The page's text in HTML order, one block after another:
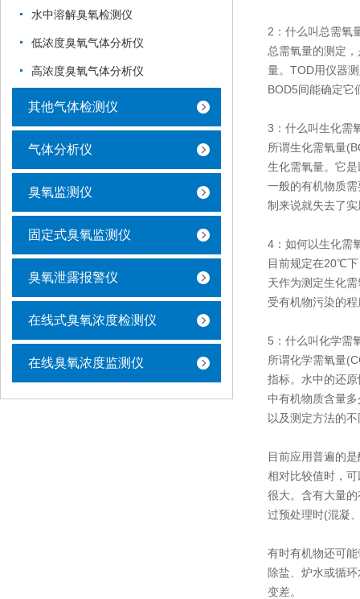
水中溶解臭氧检测仪
低浓度臭氧气体分析仪
高浓度臭氧气体分析仪
其他气体检测仪
气体分析仪
臭氧监测仪
固定式臭氧监测仪
臭氧泄露报警仪
在线式臭氧浓度检测仪
在线臭氧浓度监测仪
2：什么叫总需氧
总需氧量的测定
量。TOD用仪器
BOD5间能确定它
3：什么叫生化需
所谓生化需氧量
生化需氧量。它
一般的有机物质
制来说就失去了
4：如何以生化需
目前规定在20℃下
天作为测定生化
受有机物污染的
5：什么叫化学需
所谓化学需氧量
指标。水中的还
中有机物质含量
以及测定方法的
目前应用普遍的
相对比较值时，
很大。含有大量
过预处理时(混凝
有时有机物还可
除盐、炉水或循
变差。